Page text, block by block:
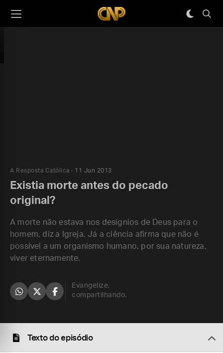
A Resposta Católica 11 Jun 2013
Existia morte antes do pecado
original?
A morte não estava nos desígnios de Deus para o
homem, diz a Igreja. Já a ciência afirma que não é
possível a um organismo humano, por sua natureza,
viver eternamente.
Evangelize,
compartilhando.
Texto do episódio